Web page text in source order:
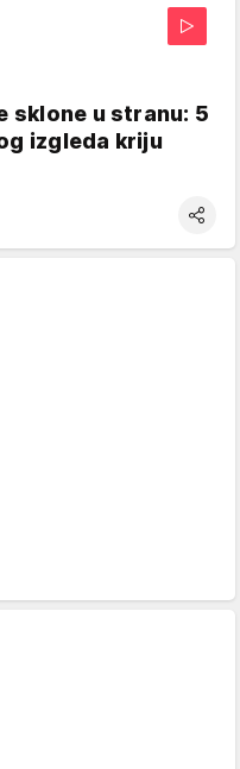
sklone u stranu: 5
izgleda kriju